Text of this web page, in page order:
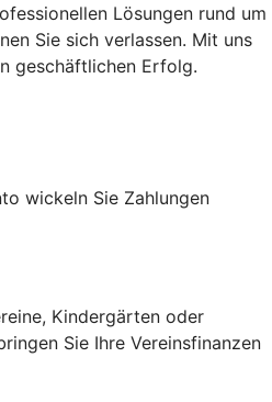
Lösungen rund um
Sie sich verlassen. Mit uns
geschäftlichen Erfolg.
wickeln Sie Zahlungen
Kindergärten oder
Sie Ihre Vereinsfinanzen